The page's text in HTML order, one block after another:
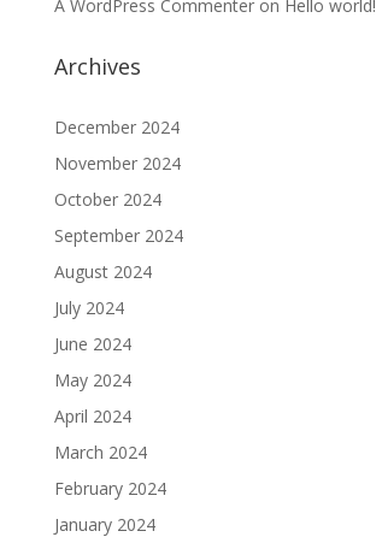
A WordPress Commenteron Hello world!
Archives
December 2024
November 2024
October 2024
September 2024
August 2024
July 2024
June 2024
May 2024
April 2024
March 2024
February 2024
January 2024